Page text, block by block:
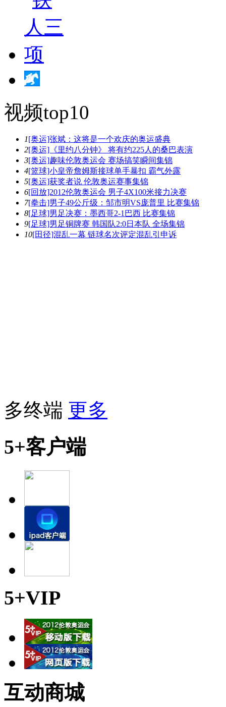
视频top10
1[奥运]张斌：这将是一个欢庆的奥运盛典
2[奥运]《里约八分钟》 将有约225人的桑巴表演
3[奥运]趣味伦敦奥运会 赛场搞笑瞬间集锦
4[篮球]小皇帝詹姆斯接球单手暴扣 霸气外露
5[奥运]获奖者说 伦敦奥运赛事集锦
6[回放]2012伦敦奥运会 男子4X100米接力决赛
7[拳击]男子49公斤级：邹市明VS庞普里 比赛集锦
8[足球]男足决赛：墨西哥2-1巴西 比赛集锦
9[足球]男足铜牌赛 韩国队2:0日本队 全场集锦
10[田径]混乱一幕 链球名次评定混乱引申诉
多终端 更多
5+客户端
5+VIP
互动商城